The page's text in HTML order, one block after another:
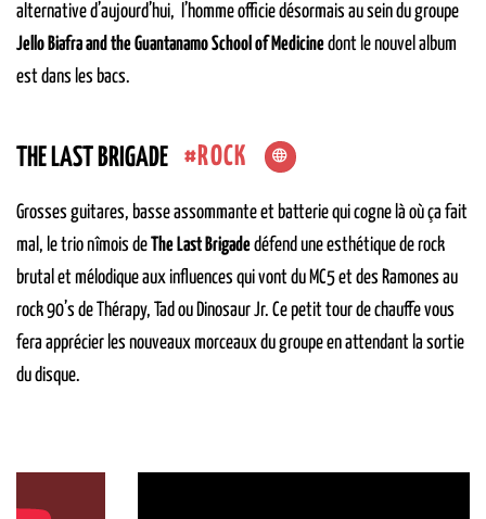
alternative d’aujourd’hui, l’homme officie désormais au sein du groupe
Jello Biafra and the Guantanamo School of Medicinedont le nouvel album
est dans les bacs.
THE LAST BRIGADE ROCK
Grosses guitares, basse assommante et batterie qui cogne là où ça fait
mal, le trio nîmois de
The Last Brigadedéfend une esthétique de rock
brutal et mélodique aux influences qui vont du MC5 et des Ramones au
rock 90’s de Thérapy, Tad ou Dinosaur Jr. Ce petit tour de chauffe vous
fera apprécier les nouveaux morceaux du groupe en attendant la sortie
du disque.